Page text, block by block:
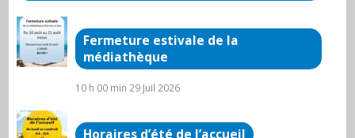
Fermeture estivale de la
médiathèque
10 h 00 min 29 Juil 2026
Horaires d’été de l’accueil